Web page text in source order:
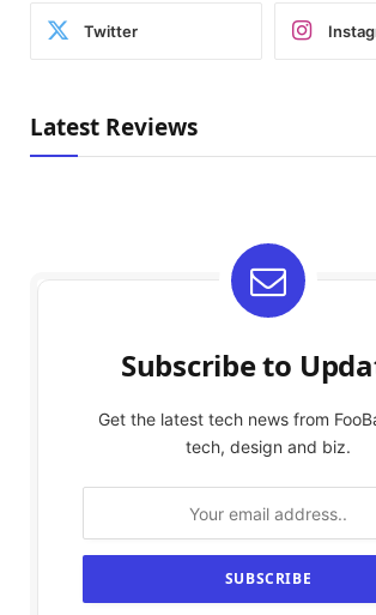
Twitter
Latest Reviews
Subscribe to
Get the latest tech news from
tech, design and biz.